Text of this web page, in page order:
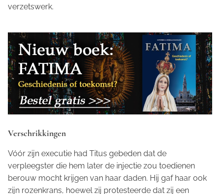
verzetswerk.
Verschrikkingen
Vóór zijn executie had Titus gebeden dat de
verpleegster die hem later de injectie zou toedienen
berouw mocht krijgen van haar daden. Hij gaf haar ook
zijn rozenkrans, hoewel zij protesteerde dat zij een